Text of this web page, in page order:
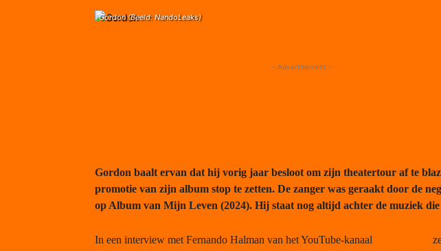
Gordon (Beeld: NandoLeaks)
- Advertisement -
Gordon baalt ervan dat hij vorig jaar besloot om zijn theatertour af te
promotie van zijn album stop te zetten. De zanger was geraakt door de
op Album van Mijn Leven (2024). Hij staat nog altijd achter de muziek
In een interview met Fernando Halman van het YouTube-kanaal